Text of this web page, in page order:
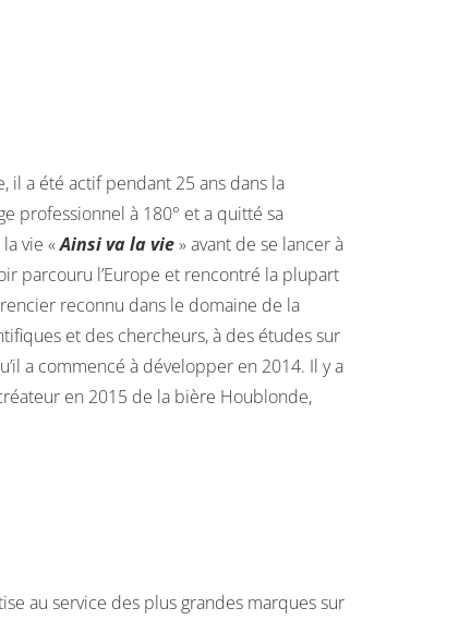
il a été actif pendant 25 ans dans la
professionnel à 180° et a quitté sa
vie «Ainsi va la vie» avant de se lancer à
parcouru l’Europe et rencontré la plupart
reconnu dans le domaine de la
et des chercheurs, à des études sur
a commencé à développer en 2014. Il y a
en 2015 de la bière Houblonde,
au service des plus grandes marques sur